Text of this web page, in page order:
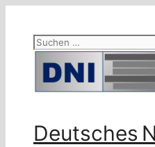
springenSuchen
Deutsches